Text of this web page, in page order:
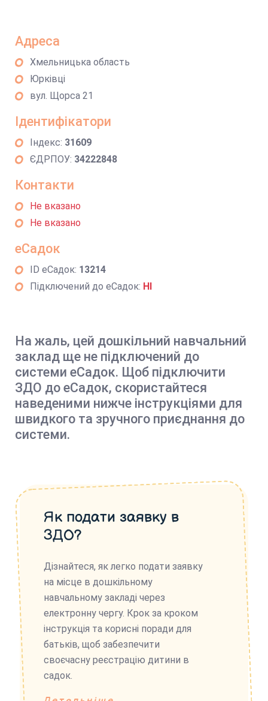
Адреса
Хмельницька область
Юрківці
вул. Щорса 21
Ідентифікатори
Індекс: 31609
ЄДРПОУ: 34222848
Контакти
Не вказано
Не вказано
еСадок
ID еСадок: 13214
Підключений до еСадок: НІ
На жаль, цей дошкільний навчальний
заклад ще не підключений до
системи еСадок. Щоб підключити
ЗДО до еСадок, скористайтеся
наведеними нижче інструкціями для
швидкого та зручного приєднання до
системи.
Як подати заявку в
ЗДО?
Дізнайтеся, як легко подати заявку
на місце в дошкільному
навчальному закладі через
електронну чергу. Крок за кроком
інструкція та корисні поради для
батьків, щоб забезпечити
своєчасну реєстрацію дитини в
садок.